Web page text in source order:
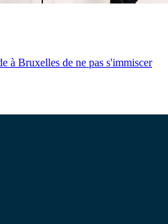
à Bruxelles de ne pas s'immiscer